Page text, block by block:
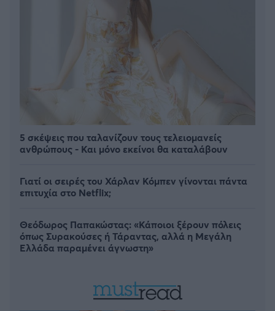
5 σκέψεις που ταλανίζουν τους τελειομανείς
ανθρώπους - Και μόνο εκείνοι θα καταλάβουν
Γιατί οι σειρές του Χάρλαν Κόμπεν γίνονται πάντα
επιτυχία στο Netflix;
Θεόδωρος Παπακώστας: «Κάποιοι ξέρουν πόλεις
όπως Συρακούσες ή Τάραντας, αλλά η Μεγάλη
Ελλάδα παραμένει άγνωστη»